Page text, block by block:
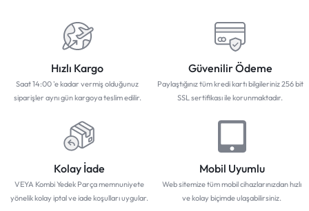
Hızlı Kargo
Saat 14:00 'e kadar vermiş olduğunuz
siparişler aynı gün kargoya teslim edilir.
Güvenilir Ödeme
Paylaştığınız tüm kredi kartı bilgileriniz 256 bit
SSL sertifikası ile korunmaktadır.
Kolay İade
VEYA Kombi Yedek Parça memnuniyete
yönelik kolay iptal ve iade koşulları uygular.
Mobil Uyumlu
Web sitemize tüm mobil cihazlarınızdan hızlı
ve kolay biçimde ulaşabilirsiniz.